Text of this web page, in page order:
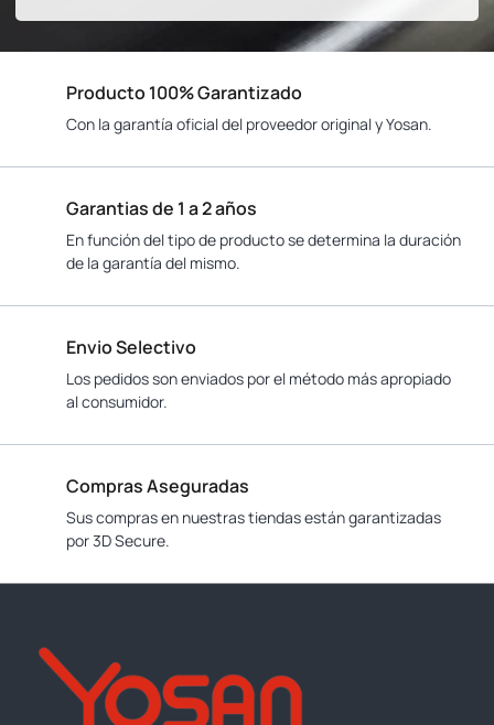
Producto 100% Garantizado
Con la garantía oficial del proveedor original y Yosan.
Garantias de 1 a 2 años
En función del tipo de producto se determina la duración
de la garantía del mismo.
Envio Selectivo
Los pedidos son enviados por el método más apropiado
al consumidor.
Compras Aseguradas
Sus compras en nuestras tiendas están garantizadas
por 3D Secure.